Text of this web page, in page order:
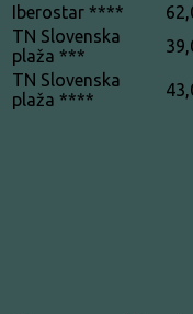
Iberostar ****
TN Slovenska
plaža ***
TN Slovenska
plaža ****